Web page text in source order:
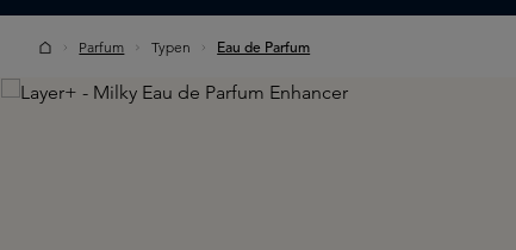
Parfum Typen Eau de Parfum
Skip image gallery